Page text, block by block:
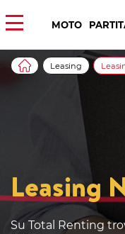
MOTO
Leasing
Su Total Renting
Leasing